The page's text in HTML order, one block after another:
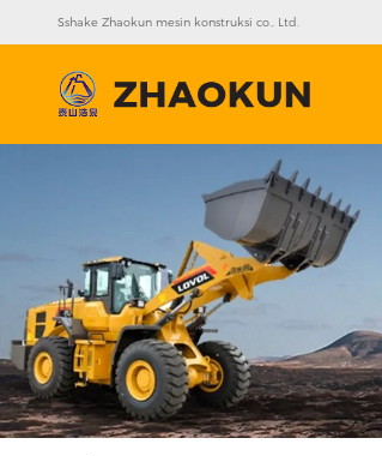
Sshake Zhaokun mesin konstruksi co., Ltd.